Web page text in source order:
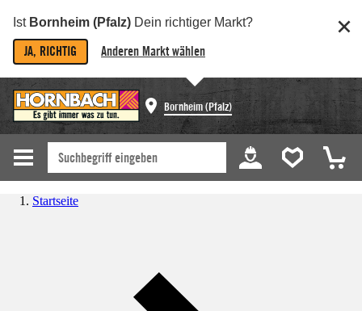
Ist Bornheim (Pfalz) Dein richtiger Markt?
JA, RICHTIG Anderen Markt wählen
Bornheim (Pfalz)
Startseite